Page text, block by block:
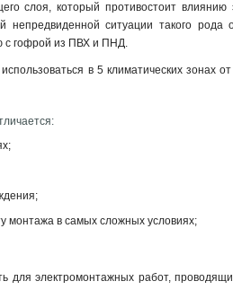
слоя, который противостоит
непредвиденной ситуации такого
с гофрой из ПВХ и ПНД.
в 5 климатических зонах
монтажа в самых сложных условиях;
для электромонтажных работ,